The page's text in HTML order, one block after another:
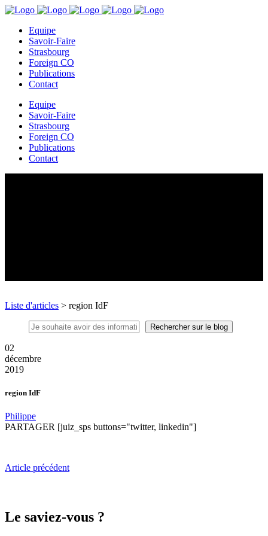
Equipe
Savoir-Faire
Strasbourg
Foreign CO
Publications
Contact
Equipe
Savoir-Faire
Strasbourg
Foreign CO
Publications
Contact
Liste d'articles > region IdF
02
décembre
2019
region IdF
Philippe
PARTAGER [juiz_sps buttons="twitter, linkedin"]
Article précédent
Le saviez-vous ?